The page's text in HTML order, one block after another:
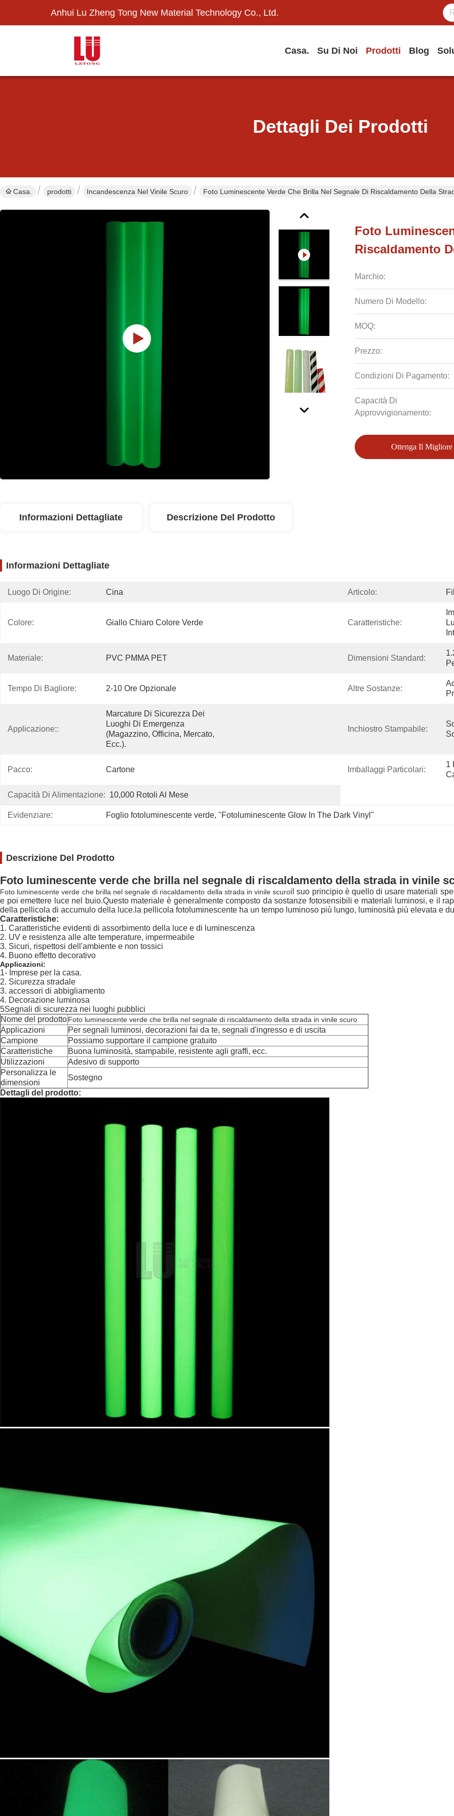
Anhui Lu Zheng Tong New Material Technology Co., Ltd.
Casa. Su Di Noi Prodotti Blog
Dettagli Dei Prodotti
Casa. prodotti Incandescenza Nel Vinile Scuro Foto Luminescente Verde Che Brilla Nel Segnale Di Riscaldamento Della
Foto
Riscaldamento
Marchio:
Numero Di Modello:
MOQ:
Prezzo:
Condizioni Di Pagamento:
Capacità Di
Approvvigionamento:
Ottenga Il Migliore
Informazioni Dettagliate Descrizione Del Prodotto
Informazioni Dettagliate
Luogo Di Origine: Cina Articolo:
Colore: Giallo Chiaro Colore Verde Caratteristiche:
Materiale: PVC PMMA PET Dimensioni Standard:
Tempo Di Bagliore: 2-10 Ore Opzionale Altre Sostanze:
Applicazione::
Marcature Di Sicurezza Dei
Luoghi Di Emergenza
(magazzino, Officina, Mercato,
Ecc.).
Inchiostro Stampabile:
Pacco: Cartone Imballaggi Particolari:
1
Capacità Di Alimentazione: 10,000 Rotoli Al Mese
Evidenziare: Foglio fotoluminescente verde, "Fotoluminescente Glow In The Dark Vinyl"
Descrizione Del Prodotto
Foto luminescente verde che brilla nel segnale di riscaldamento della strada in vinile
Foto luminescente verde che brilla nel segnale di riscaldamento della strada in vinile scuroil suo principio è quello di usare materiali
e poi emettere luce nel buio.Questo materiale è generalmente composto da sostanze fotosensibili e materiali luminosi, e il
della pellicola di accumulo della luce.la pellicola fotoluminescente ha un tempo luminoso più lungo, luminosità più elevata e
Caratteristiche:
1. Caratteristiche evidenti di assorbimento della luce e di luminescenza
2. UV e resistenza alle alte temperature, impermeabile
3. Sicuri, rispettosi dell'ambiente e non tossici
4. Buono effetto decorativo
Applicazioni:
1- Imprese per la casa.
2. Sicurezza stradale
3. accessori di abbigliamento
4. Decorazione luminosa
5Segnali di sicurezza nei luoghi pubblici
Nome del prodottoFoto luminescente verde che brilla nel segnale di riscaldamento della strada in vinile scuro
Applicazioni
Per segnali luminosi, decorazioni fai da te, segnali d'ingresso e di uscita
Campione
Possiamo supportare il campione gratuito
Caratteristiche
Buona luminosità, stampabile, resistente agli graffi, ecc.
Utilizzazioni
Adesivo di supporto
Personalizza le
dimensioni
Sostegno
Dettagli del prodotto: